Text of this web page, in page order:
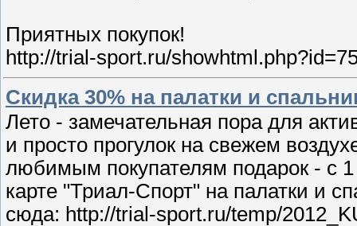
Приятных покупок!
http://trial-sport.ru/
Скидка 30% на палатки и
Лето - замечательная пора для
и просто прогулок на свежем
любимым покупателям подарок - с
карте "Триал-Спорт" на палатки и
сюда: http://trial-sport.ru/temp/